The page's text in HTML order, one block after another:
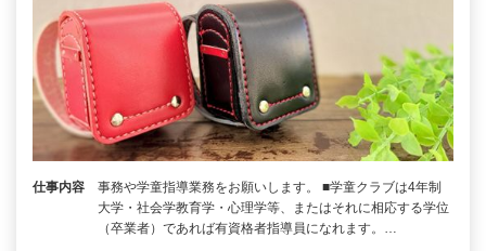
仕事内容
事務や学童指導業務をお願いします。 ■学童クラブは4年制
大学・社会学教育学・心理学等、またはそれに相応する学位
（卒業者）であれば有資格者指導員になれます。…